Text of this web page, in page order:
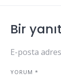
Bir
E-posta
YORUM *